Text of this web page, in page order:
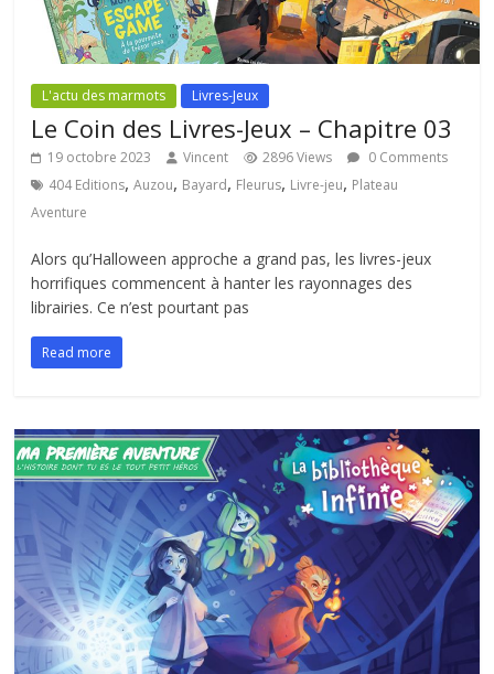
L'actu des marmots Livres-Jeux
Le Coin des Livres-Jeux – Chapitre 03
19 octobre 2023 Vincent 2896 Views
0 Comments
404 Editions,Auzou, Bayard, Fleurus, Livre-jeu, Plateau
Aventure
Alors qu’Halloween approche a grand pas, les livres-jeux
horrifiques commencent à hanter les rayonnages des
librairies. Ce n’est pourtant pas
Read more